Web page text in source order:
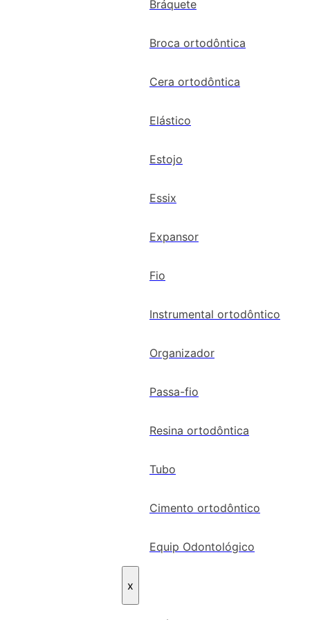
Bráquete
Broca ortodôntica
Cera ortodôntica
Elástico
Estojo
Essix
Expansor
Fio
Instrumental ortodôntico
Organizador
Passa-fio
Resina ortodôntica
Tubo
Cimento ortodôntico
Equip Odontológico
x